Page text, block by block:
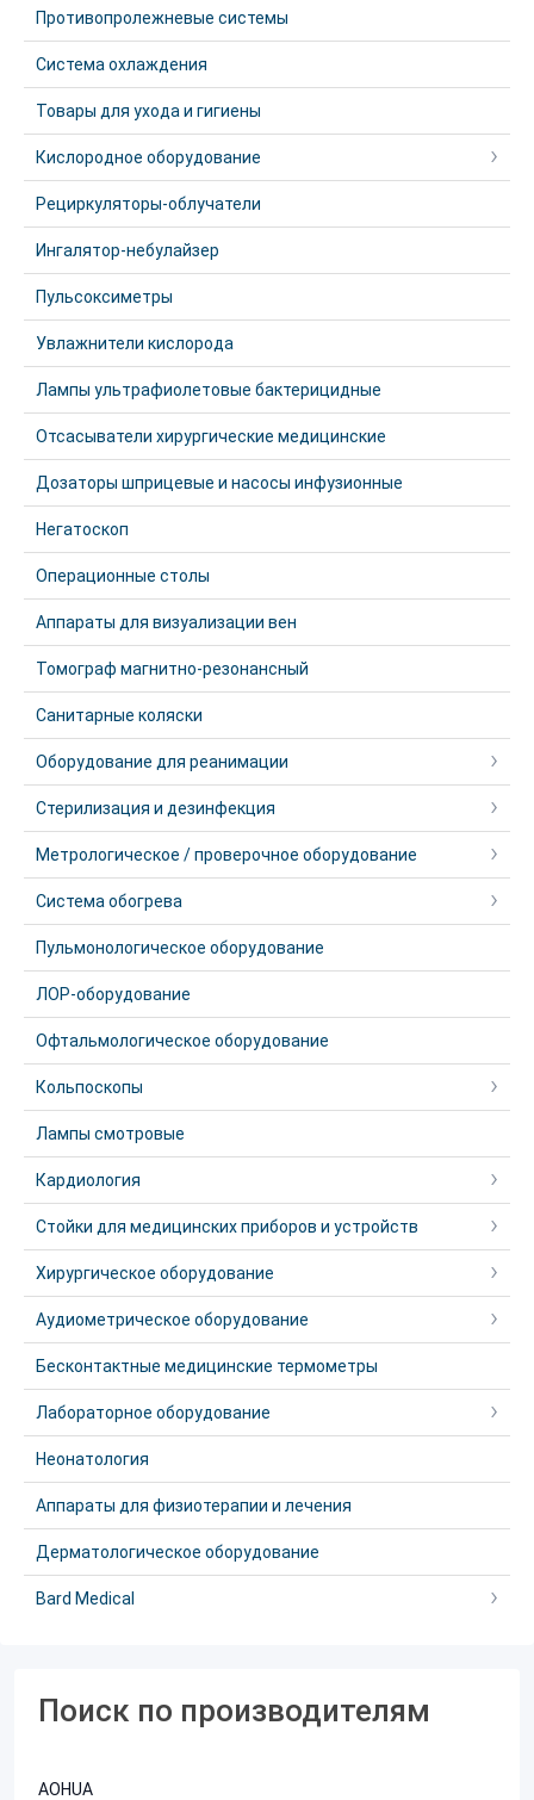
Противопролежневые системы
Система охлаждения
Товары для ухода и гигиены
Кислородное оборудование
Рециркуляторы-облучатели
Ингалятор-небулайзер
Пульсоксиметры
Увлажнители кислорода
Лампы ультрафиолетовые бактерицидные
Отсасыватели хирургические медицинские
Дозаторы шприцевые и насосы инфузионные
Негатоскоп
Операционные столы
Аппараты для визуализации вен
Томограф магнитно-резонансный
Санитарные коляски
Оборудование для реанимации
Стерилизация и дезинфекция
Метрологическое / проверочное оборудование
Система обогрева
Пульмонологическое оборудование
ЛОР-оборудование
Офтальмологическое оборудование
Кольпоскопы
Лампы смотровые
Кардиология
Стойки для медицинских приборов и устройств
Хирургическое оборудование
Аудиометрическое оборудование
Бесконтактные медицинские термометры
Лабораторное оборудование
Неонатология
Аппараты для физиотерапии и лечения
Дерматологическое оборудование
Bard Medical
Поиск по производителям
AOHUA